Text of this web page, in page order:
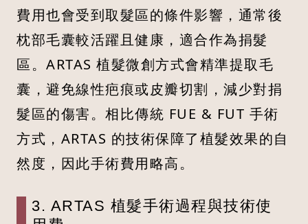
費用也會受到取髮區的條件影響，通常後
枕部毛囊較活躍且健康，適合作為捐髮
區。ARTAS 植髮微創方式會精準提取毛
囊，避免線性疤痕或皮瓣切割，減少對捐
髮區的傷害。相比傳統 FUE & FUT 手術
方式，ARTAS 的技術保障了植髮效果的自
然度，因此手術費用略高。
3. ARTAS 植髮手術過程與技術使